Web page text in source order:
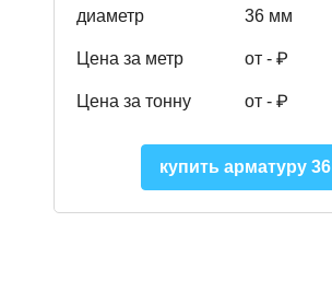
диаметр 36 мм
Цена за метр от - ₽
Цена за тонну от - ₽
купить арматуру 36